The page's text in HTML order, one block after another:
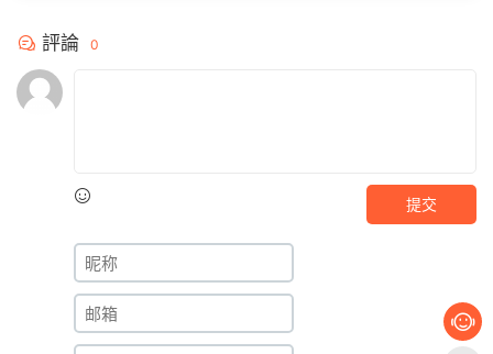
評論 0
提交